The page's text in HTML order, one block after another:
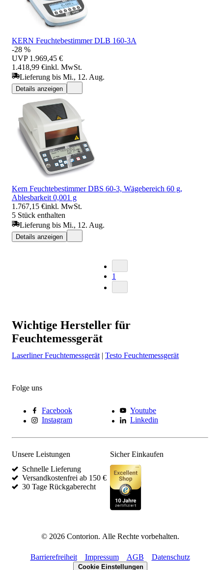
KERN Feuchtebestimmer DLB 160-3A
-28 %
UVP 1.969,45 €
1.418,99 €inkl. MwSt.
Lieferung bis Mi., 12. Aug.
Details anzeigen
Kern Feuchtebestimmer DBS 60-3, Wägebereich 60 g,
Ablesbarkeit 0,001 g
1.767,15 €inkl. MwSt.
5 Stück enthalten
Lieferung bis Mi., 12. Aug.
Details anzeigen
1
Wichtige Hersteller für
Feuchtemessgerät
Laserliner Feuchtemessgerät | Testo Feuchtemessgerät
Folge uns
Facebook
Youtube
Instagram
Linkedin
Unsere Leistungen
Schnelle Lieferung
Versandkostenfrei ab 150 €
30 Tage Rückgaberecht
Sicher Einkaufen
© 2026Contorion. Alle Rechte vorbehalten.
Barrierefreiheit Impressum AGB Datenschutz
Cookie Einstellungen